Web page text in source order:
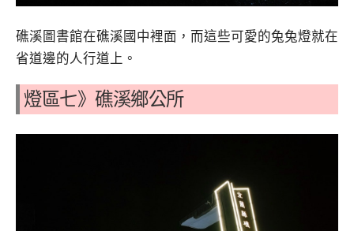
礁溪圖書館在礁溪國中裡面，而這些可愛的兔兔燈就在
省道邊的人行道上。
燈區七》礁溪鄉公所